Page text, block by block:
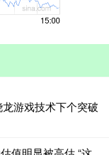
游戏技术下个突破